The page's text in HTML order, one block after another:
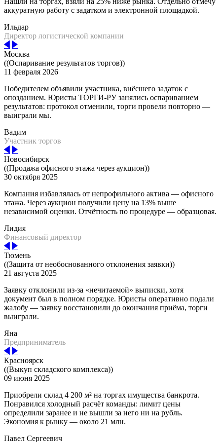
аккуратную работу с задатком и электронной площадкой.
Ильдар
Директор логистической компании
Москва
((Оспаривание результатов торгов))
11 февраля 2026
Победителем объявили участника, внёсшего задаток с
опозданием. Юристы ТОРГИ-РУ занялись оспариванием
результатов: протокол отменили, торги провели повторно —
выиграли мы.
Вадим
Участник торгов
Новосибирск
((Продажа офисного этажа через аукцион))
30 октября 2025
Компания избавлялась от непрофильного актива — офисного
этажа. Через аукцион получили цену на 13% выше
независимой оценки. Отчётность по процедуре — образцовая.
Лидия
Финансовый директор
Тюмень
((Защита от необоснованного отклонения заявки))
21 августа 2025
Заявку отклонили из-за «нечитаемой» выписки, хотя
документ был в полном порядке. Юристы оперативно подали
жалобу — заявку восстановили до окончания приёма, торги
выиграли.
Яна
Предприниматель
Красноярск
((Выкуп складского комплекса))
09 июня 2025
Приобрели склад 4 200 м² на торгах имущества банкрота.
Понравился холодный расчёт команды: лимит цены
определили заранее и не вышли за него ни на рубль.
Экономия к рынку — около 21 млн.
Павел Сергеевич